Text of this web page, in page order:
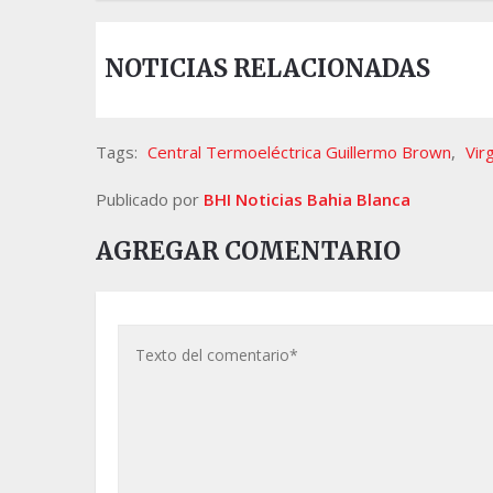
NOTICIAS RELACIONADAS
Tags: Central Termoeléctrica Guillermo Brown,
Publicado por BHI Noticias Bahia Blanca
AGREGAR COMENTARIO